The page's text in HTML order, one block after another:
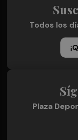
Todos los
Plaza